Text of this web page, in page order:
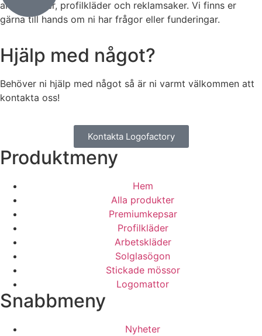
arbetskläder, profilkläder och reklamsaker. Vi finns er
gärna till hands om ni har frågor eller funderingar.
Hjälp med något?
Behöver ni hjälp med något så är ni varmt välkommen att
kontakta oss!
Kontakta Logofactory
Produktmeny
Hem
Alla produkter
Premiumkepsar
Profilkläder
Arbetskläder
Solglasögon
Stickade mössor
Logomattor
Snabbmeny
Nyheter